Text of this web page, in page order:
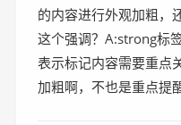
的内容进行外观加粗，
这个强调？A:strong标
表示标记内容需要重点
加粗啊，不也是重点提